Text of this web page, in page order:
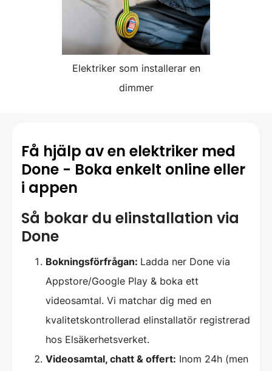
Elektriker som installerar en
dimmer
Få hjälp av en elektriker med
Done - Boka enkelt online eller
i appen
Så bokar du elinstallation via
Done
Bokningsförfrågan: Ladda ner Done via
Appstore/Google Play & boka ett
videosamtal. Vi matchar dig med en
kvalitetskontrollerad elinstallatör registrerad
hos Elsäkerhetsverket.
Videosamtal, chatt & offert: Inom 24h (men